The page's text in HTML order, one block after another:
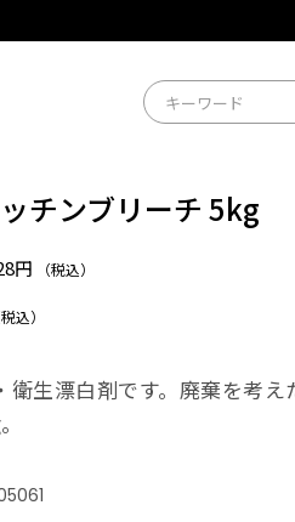
チンブリーチ 5kg
円 （税込）
込）
生漂白剤です。廃棄を考え